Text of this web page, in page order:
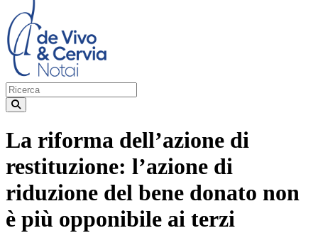
La riforma dell’azione di
restituzione: l’azione di
riduzione del bene donato non
è più opponibile ai terzi